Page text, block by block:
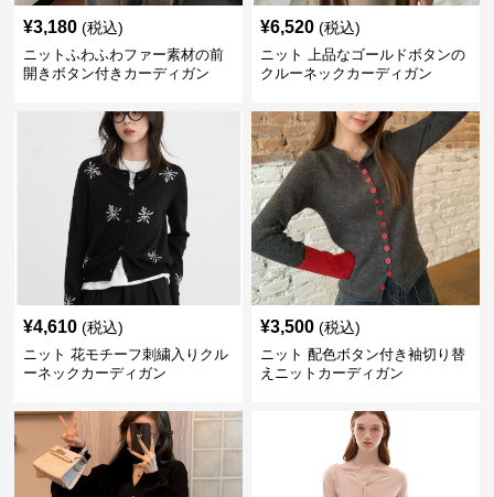
¥3,180 (税込)
ニットふわふわファー素材の前
開きボタン付きカーディガン
¥6,520 (税込)
ニット 上品なゴールドボタンの
クルーネックカーディガン
¥4,610 (税込)
ニット 花モチーフ刺繍入りクル
ーネックカーディガン
¥3,500 (税込)
ニット 配色ボタン付き袖切り替
えニットカーディガン